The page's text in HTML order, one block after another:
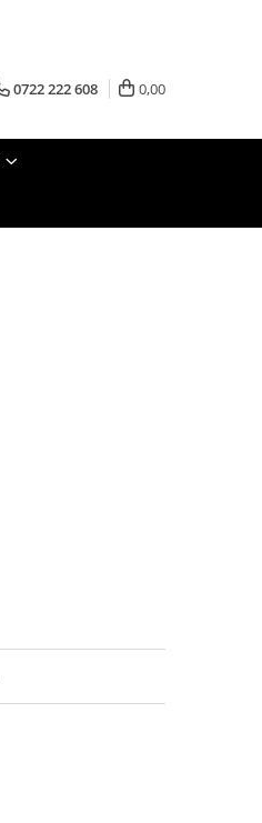
0722 222 608 0,00